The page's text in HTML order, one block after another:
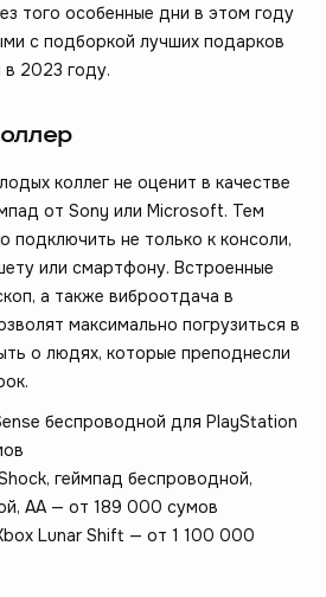
того особенные дни в этом году
с подборкой лучших подарков
2023 году.
коллег не оценит в качестве
от Sony или Microsoft. Тем
подключить не только к консоли,
или смартфону. Встроенные
а также виброотдача в
максимально погрузиться в
о людях, которые преподнесли
беспроводной для PlayStation
геймпад беспроводной,
AA — от 189 000 сумов
Lunar Shift — от 1 100 000